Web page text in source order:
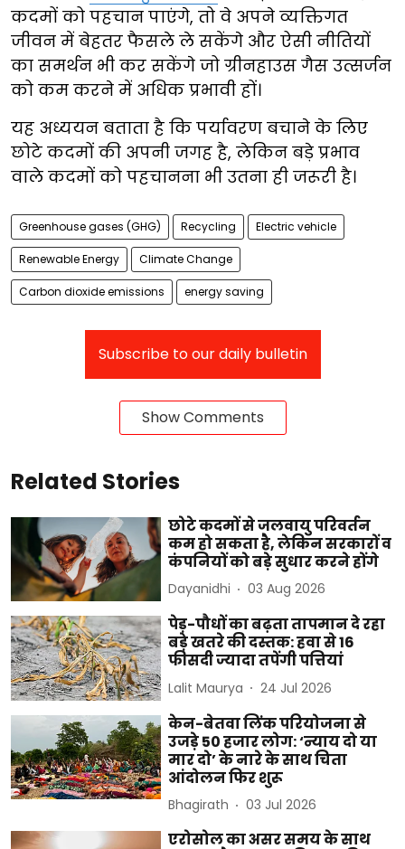
कदमों को पहचान पाएंगे, तो वे अपने व्यक्तिगत
जीवन में बेहतर फैसले ले सकेंगे और ऐसी नीतियों
का समर्थन भी कर सकेंगे जो ग्रीनहाउस गैस उत्सर्जन
को कम करने में अधिक प्रभावी हों।
यह अध्ययन बताता है कि पर्यावरण बचाने के लिए
छोटे कदमों की अपनी जगह है, लेकिन बड़े प्रभाव
वाले कदमों को पहचानना भी उतना ही जरूरी है।
Greenhouse gases (GHG) Recycling Electric vehicle
Renewable Energy Climate Change
Carbon dioxide emissions energy saving
Subscribe to our daily bulletin
Show Comments
Related Stories
छोटे कदमों से जलवायु परिवर्तन
कम हो सकता है, लेकिन सरकारों व
कंपनियों को बड़े सुधार करने होंगे
Dayanidhi 03 Aug 2026
पेड़-पौधों का बढ़ता तापमान दे रहा
बड़े खतरे की दस्तक: हवा से 16
फीसदी ज्यादा तपेंगी पत्तियां
Lalit Maurya 24 Jul 2026
केन-बेतवा लिंक परियोजना से
उजड़े 50 हजार लोग: ‘न्याय दो या
मार दो’ के नारे के साथ चिता
आंदोलन फिर शुरू
Bhagirath 03 Jul 2026
एरोसोल का असर समय के साथ